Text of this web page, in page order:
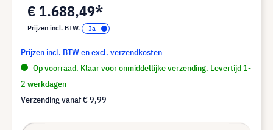
€ 1.688,49*
Prijzen incl. BTW.
Prijzen incl. BTW en excl. verzendkosten
Op voorraad. Klaar voor onmiddellijke verzending. Levertijd 1-
2 werkdagen
Verzending vanaf€ 9,99